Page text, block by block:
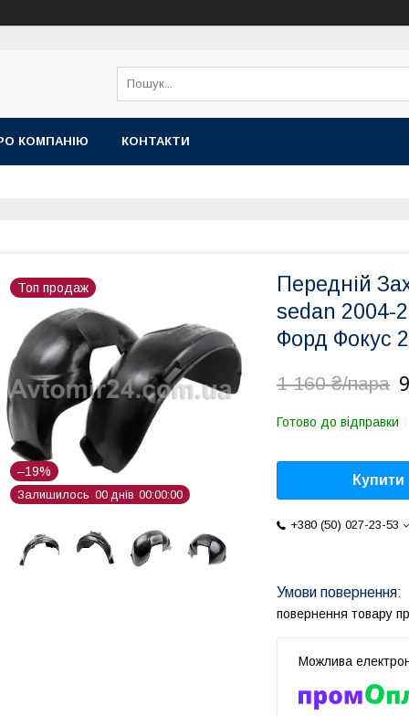
КОМПАНІЮ КОНТАКТИ
Топ продаж
–19%
Залишилось 00 днів 00 00 00
Передній
sedan 2004-
Форд Фокус
1 160 ₴/пара
Готово до відправки
Купити
+380 (50) 027-23-53
повернення товару